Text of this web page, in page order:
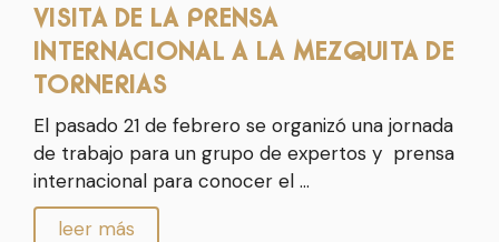
VISITA DE LA PRENSA
INTERNACIONAL A LA MEZQUITA DE
TORNERIAS
El pasado 21 de febrero se organizó una jornada
de trabajo para un grupo de expertos y prensa
internacional para conocer el …
leer más